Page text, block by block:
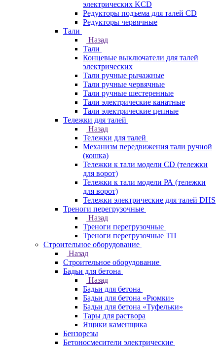
электрических KCD
Редукторы подъема для талей CD
Редукторы червячные
Тали
Назад
Тали
Концевые выключатели для талей
электрических
Тали ручные рычажные
Тали ручные червячные
Тали ручные шестеренные
Тали электрические канатные
Тали электрические цепные
Тележки для талей
Назад
Тележки для талей
Механизм передвижения тали ручной
(кошка)
Тележки к тали модели CD (тележки
для ворот)
Тележки к тали модели РА (тележки
для ворот)
Тележки электрические для талей DHS
Треноги перегрузочные
Назад
Треноги перегрузочные
Треноги перегрузочные ТП
Строительное оборудование
Назад
Строительное оборудование
Бадьи для бетона
Назад
Бадьи для бетона
Бадьи для бетона «Рюмки»
Бадьи для бетона «Туфельки»
Тары для раствора
Ящики каменщика
Бензорезы
Бетоносмесители электрические